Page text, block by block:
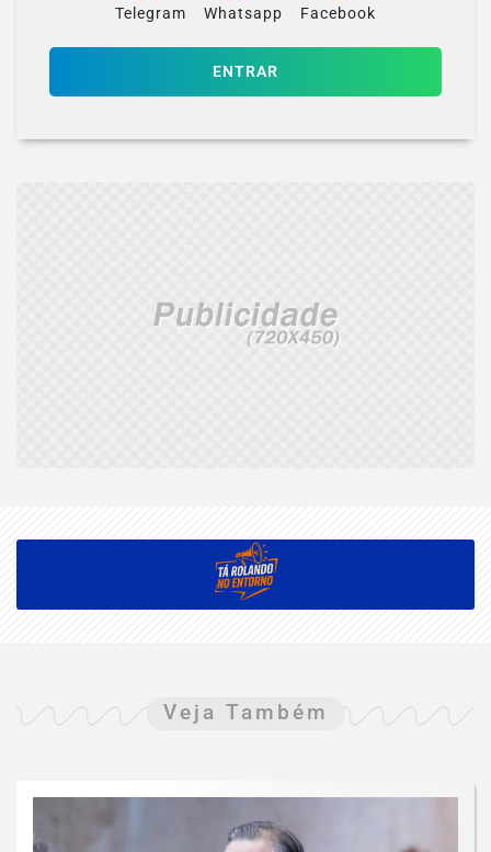
Telegram Whatsapp Facebook
ENTRAR
Veja Também